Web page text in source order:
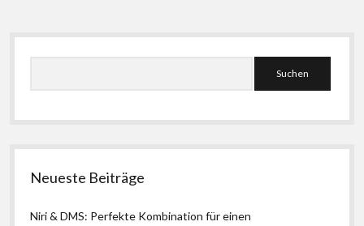
Seitenleiste
Neueste Beiträge
Niri & DMS: Perfekte Kombination für einen